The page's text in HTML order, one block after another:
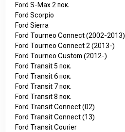
Ford S-Max 2 пок.
Ford Scorpio
Ford Sierra
Ford Tourneo Connect (2002-2013)
Ford Tourneo Connect 2 (2013-)
Ford Tourneo Custom (2012-)
Ford Transit 5 пок.
Ford Transit 6 пок.
Ford Transit 7 пок.
Ford Transit 8 пок.
Ford Transit Connect (02)
Ford Transit Connect (13)
Ford Transit Courier